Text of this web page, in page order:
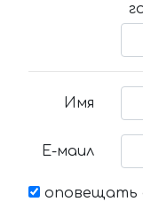
Имя
Е-маил
оповещать